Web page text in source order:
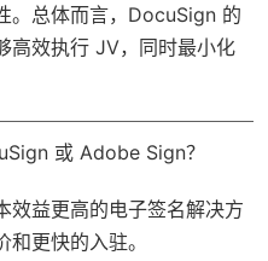
。总体而言，DocuSign 的
高效执行 JV，同时最小化
或 Adobe Sign？
效益更高的电子签名解决方
和更快的入驻。